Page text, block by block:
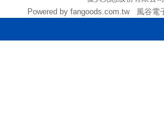
Powered by fangoods.com.tw 風谷電子商